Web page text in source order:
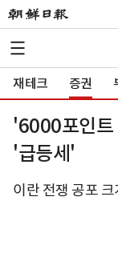
재테크 증권
'6000포인트
'급등세'
이란 전쟁 공포